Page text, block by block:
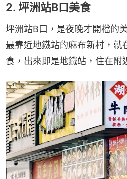
2. 坪洲站B口美食
坪洲站B口，是夜晚才開檔的
最靠近地鐵站的麻布新村，就
食，出來即是地鐵站，住在附